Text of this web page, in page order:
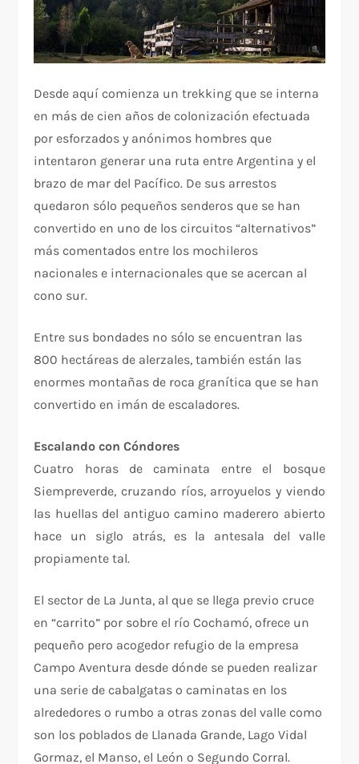
Desde aquí comienza un trekking que se interna
en más de cien años de colonización efectuada
por esforzados y anónimos hombres que
intentaron generar una ruta entre Argentina y el
brazo de mar del Pacífico. De sus arrestos
quedaron sólo pequeños senderos que se han
convertido en uno de los circuitos “alternativos”
más comentados entre los mochileros
nacionales e internacionales que se acercan al
cono sur.
Entre sus bondades no sólo se encuentran las
800 hectáreas de alerzales, también están las
enormes montañas de roca granítica que se han
convertido en imán de escaladores.
Escalando con Cóndores
Cuatro horas de caminata entre el bosque
Siempreverde, cruzando ríos, arroyuelos y viendo
las huellas del antiguo camino maderero abierto
hace un siglo atrás, es la antesala del valle
propiamente tal.
El sector de La Junta, al que se llega previo cruce
en “carrito” por sobre el río Cochamó, ofrece un
pequeño pero acogedor refugio de la empresa
Campo Aventura desde dónde se pueden realizar
una serie de cabalgatas o caminatas en los
alrededores o rumbo a otras zonas del valle como
son los poblados de Llanada Grande, Lago Vidal
Gormaz, el Manso, el León o Segundo Corral.